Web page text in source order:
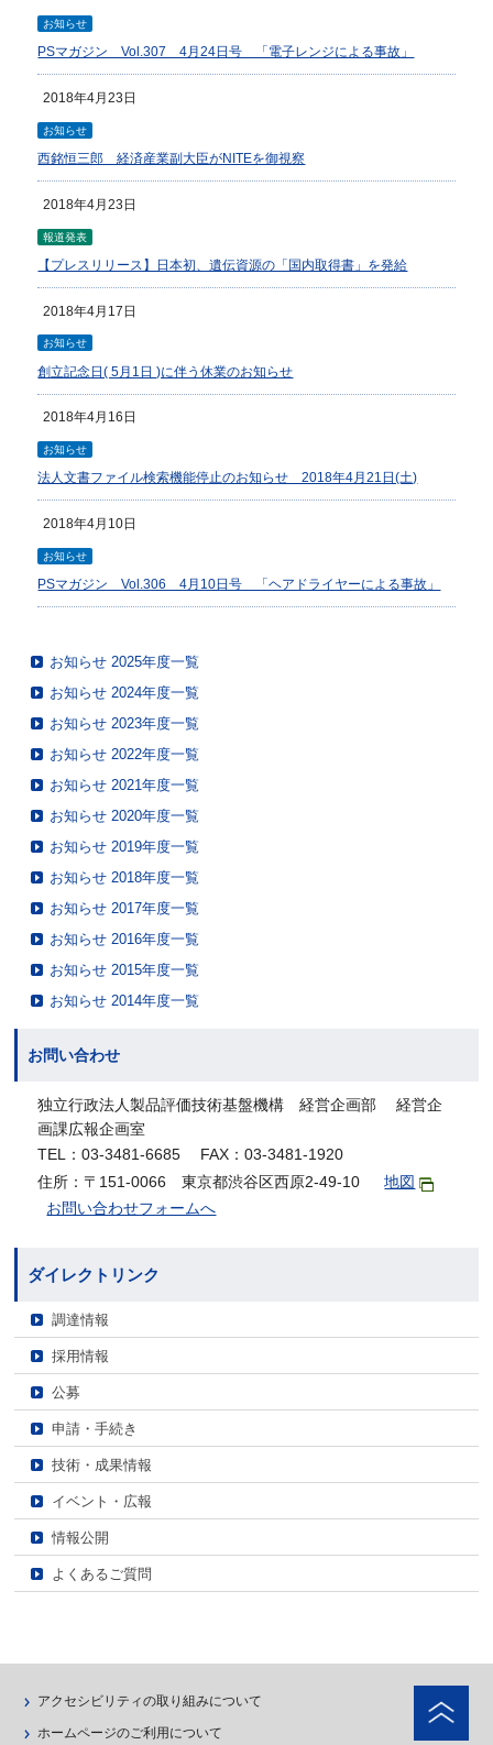
お知らせ
PSマガジン Vol.307 4月24日号 「電子レンジによる事故」
2018年4月23日
お知らせ
西銘恒三郎 経済産業副大臣がNITEを御視察
2018年4月23日
報道発表
【プレスリリース】日本初、遺伝資源の「国内取得書」を発給
2018年4月17日
お知らせ
創立記念日( 5月1日 )に伴う休業のお知らせ
2018年4月16日
お知らせ
法人文書ファイル検索機能停止のお知らせ 2018年4月21日(土)
2018年4月10日
お知らせ
PSマガジン Vol.306 4月10日号 「ヘアドライヤーによる事故」
お知らせ 2025年度一覧
お知らせ 2024年度一覧
お知らせ 2023年度一覧
お知らせ 2022年度一覧
お知らせ 2021年度一覧
お知らせ 2020年度一覧
お知らせ 2019年度一覧
お知らせ 2018年度一覧
お知らせ 2017年度一覧
お知らせ 2016年度一覧
お知らせ 2015年度一覧
お知らせ 2014年度一覧
お問い合わせ
独立行政法人製品評価技術基盤機構 経営企画部 経営企
画課広報企画室
TEL：03-3481-6685 FAX：03-3481-1920
住所：〒151-0066 東京都渋谷区西原2-49-10
地図
お問い合わせフォームへ
ダイレクトリンク
調達情報
採用情報
公募
申請・手続き
技術・成果情報
イベント・広報
情報公開
よくあるご質問
アクセシビリティの取り組みについて
ホームページのご利用について